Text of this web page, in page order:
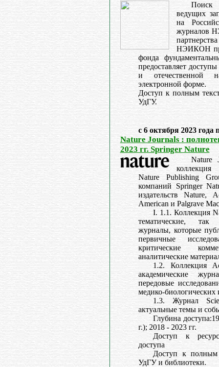
Поиск
ведущих
на
журналов
НЭИКОН
фонда
предоставляет
и отечественной
электронной форме.
Доступ к полным
УдГУ.
с 6 октября 2023 года
Nature Journals :
2023 гг. Springer Nature
Nature
коллекция
Nature Publishing
компаний Springer
издательств Nature,
American и Palgrave
I. 1.1. Коллекция
тематические,
журналы, которые
первичные
критические
аналитические
1.2. Коллекция
академические
передовые
медико-биологических
1.3. Журнал
актуальные темы и
Глубина
г.); 2018 - 2023 гг.
Доступ к
доступа
Доступ к полным
УдГУ и библиотеки.